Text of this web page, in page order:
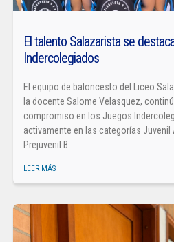
El talento Salazarista se
Indercolegiados
El equipo de baloncesto del Liceo
la docente Salome Velasquez,
compromiso en los Juegos
activamente en las categorías Juvenil
Prejuvenil B.
LEER MÁS